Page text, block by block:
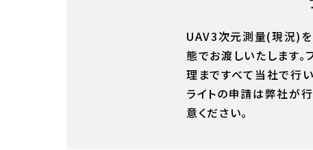
UAV3次元測量(現況)を
態でお渡しいたします
理まですべて当社で行
ライトの申請は弊社が
意ください。